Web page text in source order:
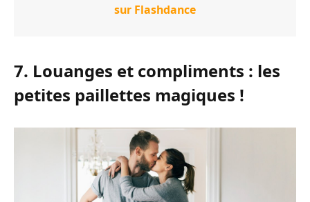
sur Flashdance
7. Louanges et compliments : les
petites paillettes magiques !